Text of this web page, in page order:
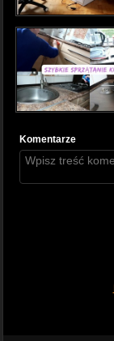
Komentarze